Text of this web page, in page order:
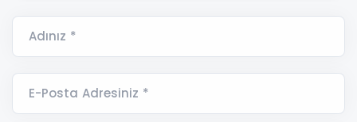
Adınız *
E-Posta Adresiniz *